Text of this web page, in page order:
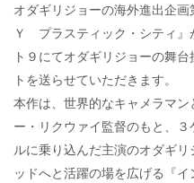
オダギリジョーの海外進出企
Ｙ プラスティック・シティ』
ト９にてオダギリジョーの舞
トを送らせていただきます。
本作は、世界的なキャメラマ
ー・リクウァイ監督のもと、
ルに乗り込んだ主演のオダギ
ッドへと活躍の場を広げる『